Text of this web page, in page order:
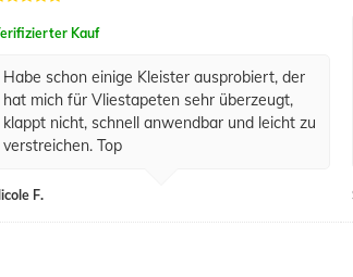
Kauf
Habe schon einige Kleister ausprobiert, der
hat mich für Vliestapeten sehr überzeugt,
klappt nicht, schnell anwendbar und leicht zu
verstreichen. Top
F.